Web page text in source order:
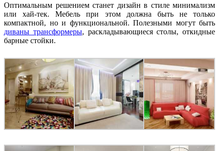
Оптимальным решением станет дизайн в стиле минимализм
или хай-тек. Мебель при этом должна быть не только
компактной, но и функциональной. Полезными могут быть
диваны трансформеры, раскладывающиеся столы, откидные
барные стойки.